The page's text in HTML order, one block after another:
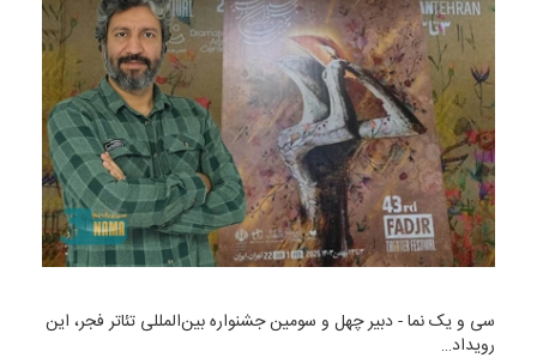
سی و یک نما - دبیر چهل و سومین جشنواره بین‌المللی تئاتر فجر، این
رویداد…